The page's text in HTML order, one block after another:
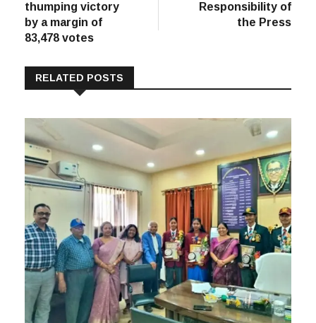
thumping victory
by a margin of
83,478 votes
Responsibility of
the Press
RELATED POSTS